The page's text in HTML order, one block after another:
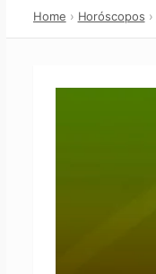
Home Horóscopos